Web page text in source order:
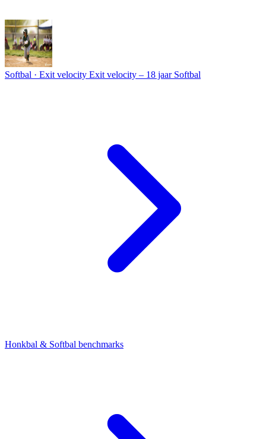
Softbal · Exit velocity Exit velocity – 18 jaar Softbal
Honkbal & Softbal benchmarks